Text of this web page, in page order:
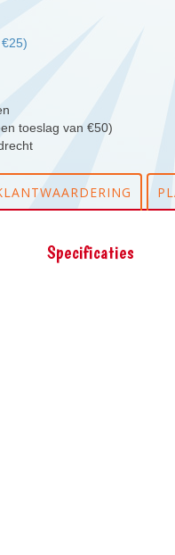
toeslag van €50)
Specificaties